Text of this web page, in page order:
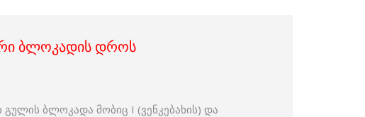
ბლოკადის დროს
ბლოკადა მობიც I (ვენკებახის) და